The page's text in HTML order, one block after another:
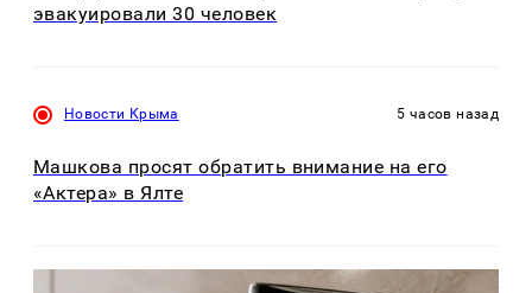
эвакуировали 30 человек
Новости Крыма 5 часов назад
Машкова просят обратить внимание на его
«Актера» в Ялте